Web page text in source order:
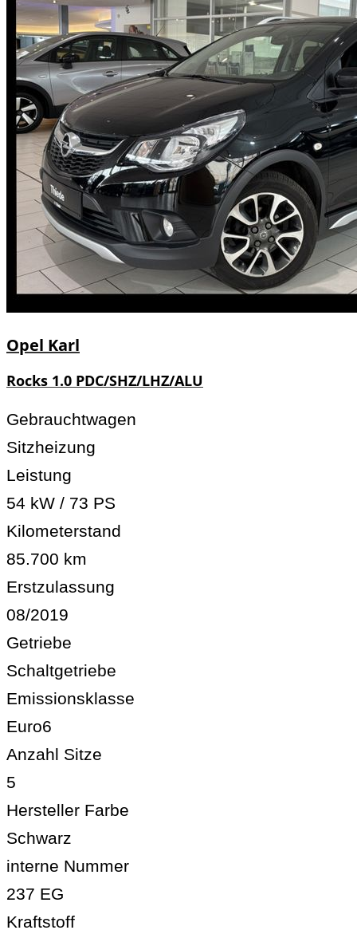
Opel Karl
Rocks 1.0 PDC/SHZ/LHZ/ALU
Gebrauchtwagen
Sitzheizung
Leistung
54 kW / 73 PS
Kilometerstand
85.700 km
Erstzulassung
08/2019
Getriebe
Schaltgetriebe
Emissionsklasse
Euro6
Anzahl Sitze
5
Hersteller Farbe
Schwarz
interne Nummer
237 EG
Kraftstoff